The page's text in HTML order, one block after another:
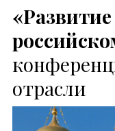
отрасли